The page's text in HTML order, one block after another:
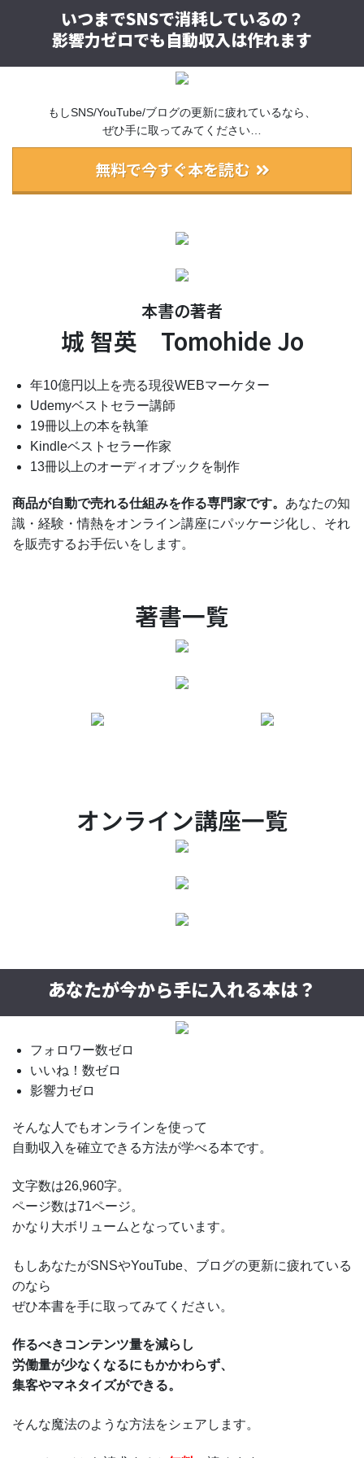
いつまでSNSで消耗しているの？
影響力ゼロでも自動収入は作れます
もしSNS/YouTube/ブログの更新に疲れているなら、
ぜひ手に取ってみてください…
無料で今すぐ本を読む
本書の著者
城 智英 Tomohide Jo
年10億円以上を売る現役WEBマーケター
Udemyベストセラー講師
19冊以上の本を執筆
Kindleベストセラー作家
13冊以上のオーディオブックを制作
商品が自動で売れる仕組みを作る専門家です。 あなたの知
識・経験・情熱をオンライン講座にパッケージ化し、それ
を販売するお手伝いをします。
著書一覧
オンライン講座一覧
あなたが今から手に入れる本は？
フォロワー数ゼロ
いいね！数ゼロ
影響力ゼロ
そんな人でもオンラインを使って
自動収入を確立できる方法が学べる本です。
文字数は26,960字。
ページ数は71ページ。
かなり大ボリュームとなっています。
もしあなたがSNSやYouTube、ブログの更新に疲れている
のなら
ぜひ本書を手に取ってみてください。
作るべきコンテンツ量を減らし
労働量が少なくなるにもかかわらず、
集客やマネタイズができる。
そんな魔法のような方法をシェアします。